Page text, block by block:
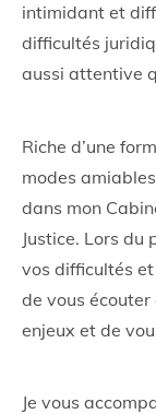
intimidant et
difficultés
aussi attentive
Riche d’une
modes
dans mon
Justice. Lors du
vos difficultés
de vous
enjeux et de
Je vous